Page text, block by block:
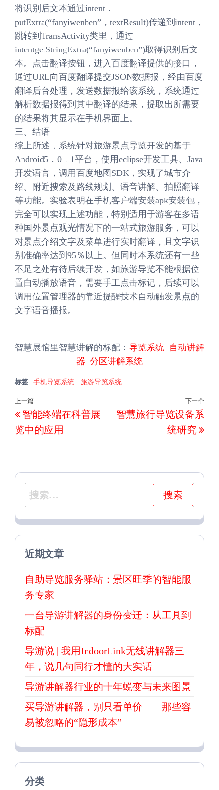
将识别后文本通过intent．
putExtra(“fanyiwenben”，textResult)传递到intent，
跳转到TransActivity类里，通过
intentgetStringExtra(“fanyiwenben”)取得识别后文
本。点击翻译按钮，进入百度翻译提供的接口，
通过URL向百度翻译提交JSON数据报，经由百度
翻译后台处理，发送数据报给该系统，系统通过
解析数据报得到其中翻译的结果，提取出所需要
的结果将其显示在手机界面上。
三、结语
综上所述，系统针对旅游景点导览开发的基于
Android5．0．1平台，使用eclipse开发工具、Java
开发语言，调用百度地图SDK，实现了城市介
绍、附近搜索及路线规划、语音讲解、拍照翻译
等功能。实验表明在手机客户端安装apk安装包，
完全可以实现上述功能，特别适用于游客在多语
种国外景点观光情况下的一站式旅游服务，可以
对景点介绍文字及菜单进行实时翻译，且文字识
别准确率达到95％以上。但同时本系统还有一些
不足之处有待后续开发，如旅游导览不能根据位
置自动播放语音，需要手工点击标记，后续可以
调用位置管理器的靠近提醒技术自动触发景点的
文字语音播报。
智慧展馆里智慧讲解的标配： 导览系统 自动讲解
器 分区讲解系统
标签 手机导览系统 旅游导览系统
文
章
导
上
一
篇
上一篇
智能终端在科普展
览中的应用
下
一
下一个
智慧旅行导览设备系
统研究
搜
索：
近期文章
自助导览服务驿站：景区旺季的智能服
务专家
一台导游讲解器的身份变迁：从工具到
标配
导游说 | 我用IndoorLink无线讲解器三
年，说几句同行才懂的大实话
导游讲解器行业的十年蜕变与未来图景
买导游讲解器，别只看单价——那些容
易被忽略的“隐形成本”
分类